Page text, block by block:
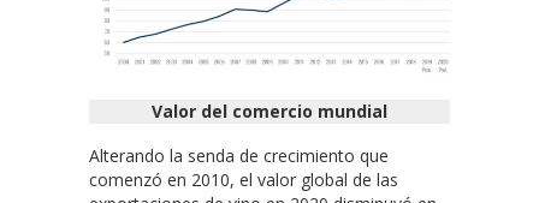
Valor del comercio mundial
Alterando la senda de crecimiento que
comenzó en 2010, el valor global de las